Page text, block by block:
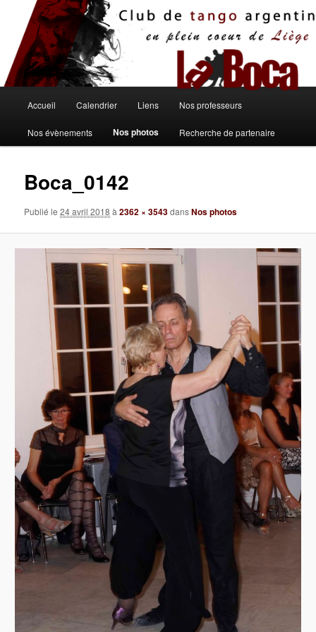
contenu
principal
principal
Accueil Calendrier Liens Nos professeurs
Nos évènements Nos photos Recherche de partenaire
Boca_0142
Publié le24 avril 2018 à2362 × 3543dansNos photos